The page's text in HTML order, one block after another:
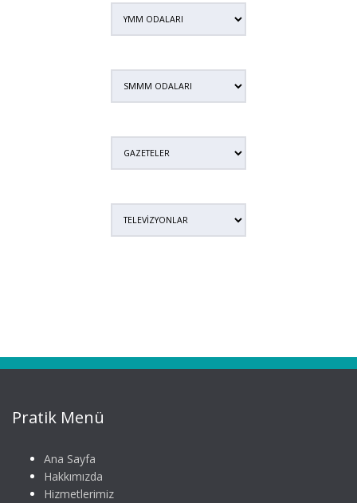
Pratik Menü
Ana Sayfa
Hakkımızda
Hizmetlerimiz